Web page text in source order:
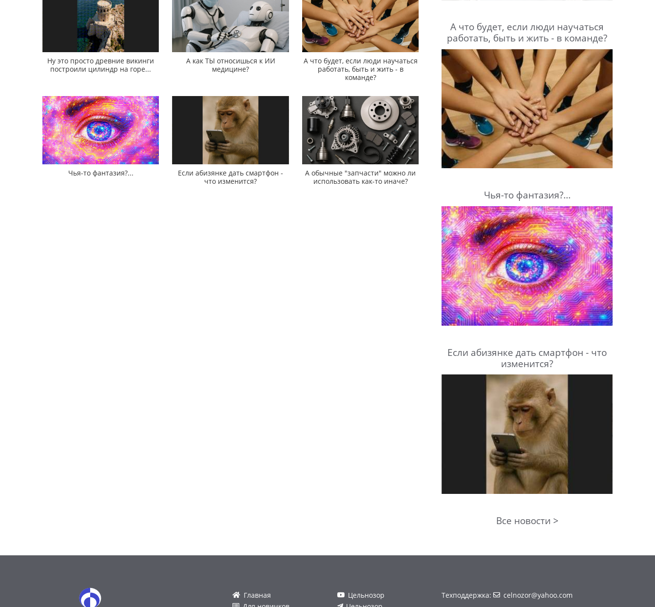
Ну это просто древние викинги
построили цилиндр на горе...
А как ТЫ относишься к ИИ
медицине?
А что будет, если люди научаться
работать, быть и жить - в
команде?
Чья-то фантазия?...
Если абизянке дать смартфон -
что изменится?
А обычные "запчасти" можно ли
использовать как-то иначе?
А что будет, если люди научаться
работать, быть и жить - в команде?
Чья-то фантазия?...
Если абизянке дать смартфон - что
изменится?
Все новости >
Главная
Цельнозор
Техподдержка: celnozor@yahoo.com